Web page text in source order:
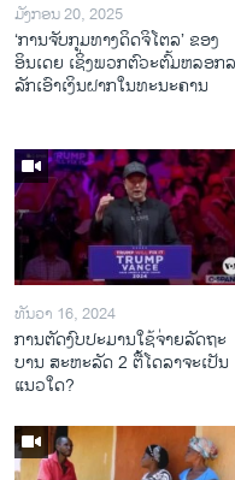
ມັງກອນ 20, 2025
‘ການຈັບກຸມທາງດິດຈິໂຕລ’ ຂອງ
ອິນເດຍ ເຊິ່ງພວກຕົວະຕົ້ມຫລອກ
ລັກເອົາເງິນຝາກໃນທະນະຄານ
ທັນວາ 16, 2024
ການ​ຕັດ​ງົບ​ປະ​ມານ​ໃຊ້​ຈ່າຍ​ລັດ​ຖະ​
ບານ ສະ​ຫະ​ລັດ 2 ຕື້​ໂດ​ລາ​ຈະ​ເປັນ​
ແນວ​ໃດ?